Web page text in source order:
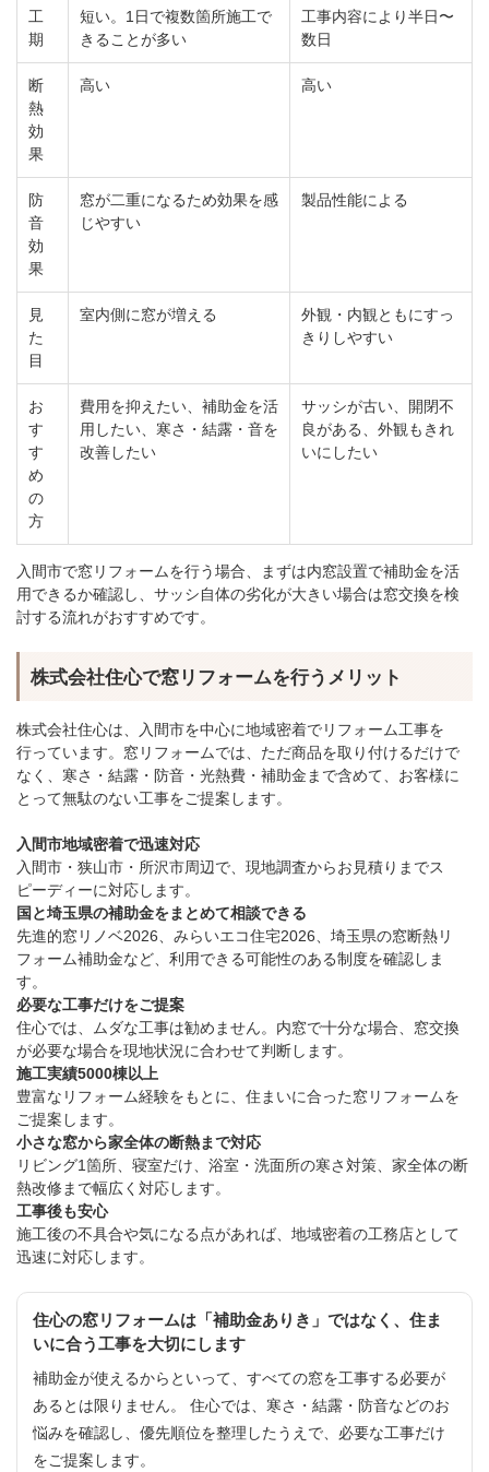
工
期
短い。1日で複数箇所施工で
きることが多い
工事内容により半日〜
数日
断
熱
効
果
高い 高い
防
音
効
果
窓が二重になるため効果を感
じやすい
製品性能による
見
た
目
室内側に窓が増える
外観・内観ともにすっ
きりしやすい
お
す
す
め
の
方
費用を抑えたい、補助金を活
用したい、寒さ・結露・音を
改善したい
サッシが古い、開閉不
良がある、外観もきれ
いにしたい
入間市で窓リフォームを行う場合、まずは内窓設置で補助金を活
用できるか確認し、サッシ自体の劣化が大きい場合は窓交換を検
討する流れがおすすめです。
株式会社住心で窓リフォームを行うメリット
株式会社住心は、入間市を中心に地域密着でリフォーム工事を
行っています。窓リフォームでは、ただ商品を取り付けるだけで
なく、寒さ・結露・防音・光熱費・補助金まで含めて、お客様に
とって無駄のない工事をご提案します。
入間市地域密着で迅速対応
入間市・狭山市・所沢市周辺で、現地調査からお見積りまでス
ピーディーに対応します。
国と埼玉県の補助金をまとめて相談できる
先進的窓リノベ2026、みらいエコ住宅2026、埼玉県の窓断熱リ
フォーム補助金など、利用できる可能性のある制度を確認しま
す。
必要な工事だけをご提案
住心では、ムダな工事は勧めません。内窓で十分な場合、窓交換
が必要な場合を現地状況に合わせて判断します。
施工実績5000棟以上
豊富なリフォーム経験をもとに、住まいに合った窓リフォームを
ご提案します。
小さな窓から家全体の断熱まで対応
リビング1箇所、寝室だけ、浴室・洗面所の寒さ対策、家全体の断
熱改修まで幅広く対応します。
工事後も安心
施工後の不具合や気になる点があれば、地域密着の工務店として
迅速に対応します。
住心の窓リフォームは「補助金ありき」ではなく、住ま
いに合う工事を大切にします
補助金が使えるからといって、すべての窓を工事する必要が
あるとは限りません。 住心では、寒さ・結露・防音などのお
悩みを確認し、優先順位を整理したうえで、必要な工事だけ
をご提案します。